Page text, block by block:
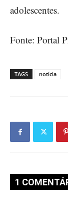
adolescentes.
Fonte: Portal
TAGS notícia
1